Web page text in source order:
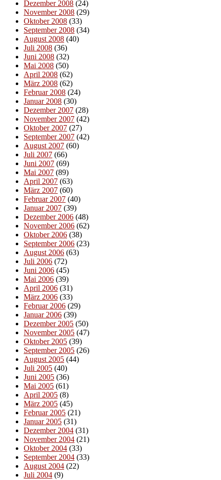
Dezember 2008 (24)
November 2008 (29)
Oktober 2008 (33)
September 2008 (34)
August 2008 (40)
Juli 2008 (36)
Juni 2008 (32)
Mai 2008 (50)
April 2008 (62)
März 2008 (62)
Februar 2008 (24)
Januar 2008 (30)
Dezember 2007 (28)
November 2007 (42)
Oktober 2007 (27)
September 2007 (42)
August 2007 (60)
Juli 2007 (66)
Juni 2007 (69)
Mai 2007 (89)
April 2007 (63)
März 2007 (60)
Februar 2007 (40)
Januar 2007 (39)
Dezember 2006 (48)
November 2006 (62)
Oktober 2006 (38)
September 2006 (23)
August 2006 (63)
Juli 2006 (72)
Juni 2006 (45)
Mai 2006 (39)
April 2006 (31)
März 2006 (33)
Februar 2006 (29)
Januar 2006 (39)
Dezember 2005 (50)
November 2005 (47)
Oktober 2005 (39)
September 2005 (26)
August 2005 (44)
Juli 2005 (40)
Juni 2005 (36)
Mai 2005 (61)
April 2005 (8)
März 2005 (45)
Februar 2005 (21)
Januar 2005 (31)
Dezember 2004 (31)
November 2004 (21)
Oktober 2004 (33)
September 2004 (33)
August 2004 (22)
Juli 2004 (9)